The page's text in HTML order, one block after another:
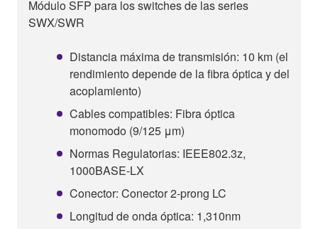
Módulo SFP para los switches de las series
SWX/SWR
Distancia máxima de transmisión: 10 km (el
rendimiento depende de la fibra óptica y del
acoplamiento)
Cables compatibles: Fibra óptica
monomodo (9/125 μm)
Normas Regulatorias: IEEE802.3z,
1000BASE-LX
Conector: Conector 2-prong LC
Longitud de onda óptica: 1,310nm